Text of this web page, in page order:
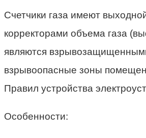
Счетчики газа имеют
корректорами объема газа
являются
взрывоопасные зоны
Правил устройства
Особенности: